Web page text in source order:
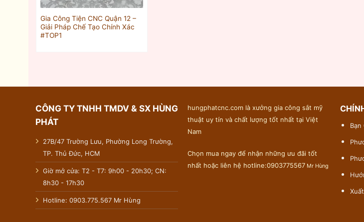
Gia Công Tiện CNC Quận 12 –
Giải Pháp Chế Tạo Chính Xác
#TOP1
CÔNG TY TNHH TMDV & SX HÙNG
PHÁT
27B/47 Trường Lưu, Phường Long Trường,
TP. Thủ Đức, HCM
Giờ mở cửa: T2 - T7: 9h00 - 20h30; CN:
8h30 - 17h30
Hotline: 0903.775.567 Mr Hùng
hungphatcnc.com là xưởng gia công sắt mỹ
thuật uy tín và chất lượng tốt nhất tại Việt
Nam
Chọn mua ngay để nhận những ưu đãi tốt
nhất hoặc liên hệ hotline:0903775567 Mr Hùng
Bạn